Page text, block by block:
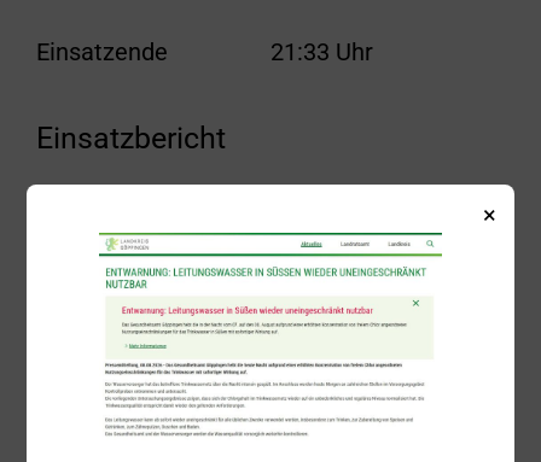
Einsatzende 21:33 Uhr
Einsatzbericht
am Dienstagabend ein rauchender
Mülleimer am Bahnhof Süßen gemeldet,
woraufhin um 21:07 Uhr die Freiwillige
Feuerwehr Süßen alarmiert wurde. Von den
Einsatzkräften wurde der Kleinbrand mit
einer Kübelspritze abgelöscht.
×